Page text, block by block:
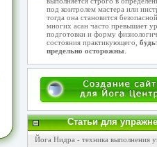
под контролем мастера или
тогда она становится
многих асан часто превышает
подготовки и форму
состояния практикующего,
предельно осторожны
Статьи для
Йога Нидра - техника выполнения